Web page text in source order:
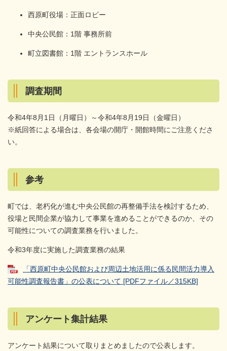
西原町役場：正面ロビー
中央公民館：1階 事務所前
町立図書館：1階 エントランスホール
調査期間
令和4年8月1日（月曜日）～令和4年8月19日（金曜日）
※紙回答による場合は、各会場の開庁・開館時間にご注意くださ
い。
参考
町では、老朽化が進む中央公民館の再整備手法を検討するため、
役場と民間企業が協力して事業を進めることができるのか、その
可能性についての調査業務を行いました。
令和3年度に実施した調査業務の結果
「西原町中央公民館および周辺土地活用に係る民間活力導入
可能性調査報告書」の公表について [PDFファイル／315KB]
アンケート集計結果
アンケート結果について取りまとめましたので公表します。